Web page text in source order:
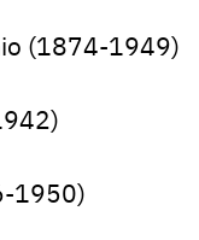
(1874-1949)
1950)